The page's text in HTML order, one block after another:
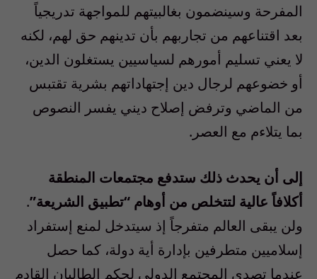
المفرحة وسينضمون بغالبيتهم للمواجهة تدريجياً
بعد اقتناعهم من تجاربهم بأن تدينهم حق لهم، لكنه
لا يعني تسليم أمورهم لسياسيين يستغلون الدين،
أو خضوعهم لرجال دين إجتهاداتهم بشرية تقتبس
من الماضي وترفض إصلاح ديني يفسر النصوص
بما يتلاءم مع العصر.
إلى أن يحدث ذلك ستدفع مجتمعات المنطقة
أكلافاً عالية لتتخلص من أوهام “تطبيق الشريعة”.
ولن يبقى العالم متفرجاً إذ سيتدخل لمنع إستفراد
إسلاميين متطرفين بإدارة أية دولة، كما حصل
عندما تصدى المجتمع الدولي لحكم الطالبان القادم